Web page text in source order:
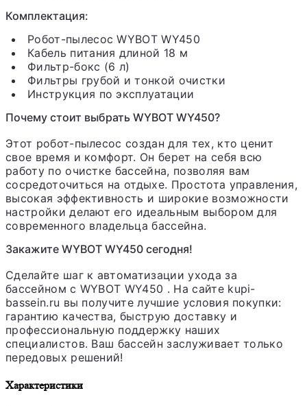
Комплектация:
Робот-пылесос WYBOT WY450
Кабель питания длиной 18 м
Фильтр-бокс (6 л)
Фильтры грубой и тонкой очистки
Инструкция по эксплуатации
Почему стоит выбрать WYBOT WY450?
Этот робот-пылесос создан для тех, кто ценит
свое время и комфорт. Он берет на себя всю
работу по очистке бассейна, позволяя вам
сосредоточиться на отдыхе. Простота управления,
высокая эффективность и широкие возможности
настройки делают его идеальным выбором для
современного владельца бассейна.
Закажите WYBOT WY450 сегодня!
Сделайте шаг к автоматизации ухода за
бассейном с WYBOT WY450 . На сайте kupi-
bassein.ru вы получите лучшие условия покупки:
гарантию качества, быструю доставку и
профессиональную поддержку наших
специалистов. Ваш бассейн заслуживает только
передовых решений!
Характеристики